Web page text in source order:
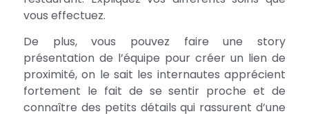
vous effectuez.
De plus, vous pouvez faire une story
présentation de l’équipe pour créer un lien de
proximité, on le sait les internautes apprécient
fortement le fait de se sentir proche et de
connaître des petits détails qui rassurent d’une